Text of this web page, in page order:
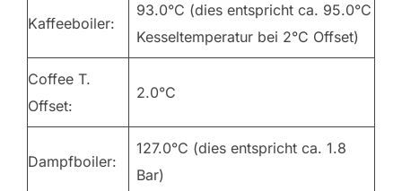
Kaffeeboiler:
93.0°C (dies entspricht ca. 95.0°C
Kesseltemperatur bei 2°C Offset)
Coffee T.
Offset:
2.0°C
Dampfboiler:
127.0°C (dies entspricht ca. 1.8
Bar)